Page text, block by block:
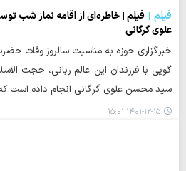
فیلم
فیلم | خاطره‌ای از اقامه نماز شب
علوی گرگانی
خبرگزاری حوزه به مناسبت سالروز وفات
گویی با فرزندان این عالم ربانی، حجت
سید محسن علوی گرگانی انجام داده است
۱۴۰۱-۱۲-۱۵ ۱۵:۰۱